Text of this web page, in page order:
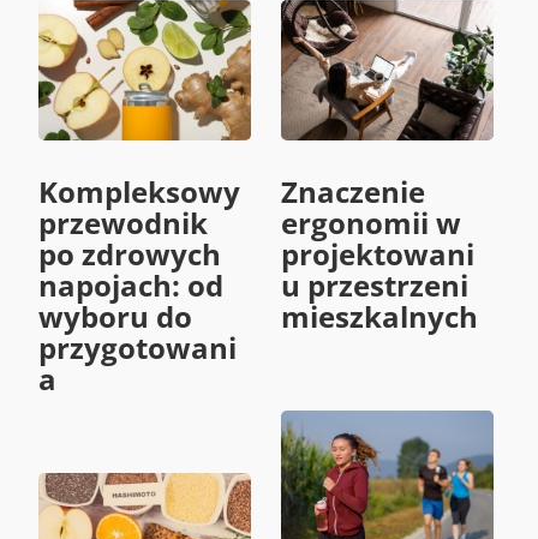
Kompleksowy
przewodnik
po zdrowych
napojach: od
wyboru do
przygotowani
a
Znaczenie
ergonomii w
projektowani
u przestrzeni
mieszkalnych